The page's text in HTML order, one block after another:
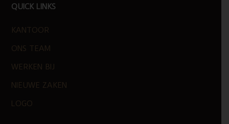
FOOTER
QUICK LINKS
KANTOOR
ONS TEAM
WERKEN BIJ
NIEUWE ZAKEN
LOGO